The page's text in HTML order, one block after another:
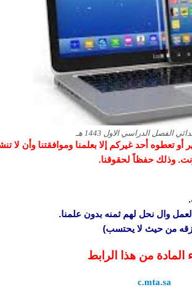
الفصل الدراسي الاول 1443 هـ
أو تعطوه أحد غيركم إلا بعلمنا وموافقتنا وأن
وذلك حفظاً لحقوقنا.
وال نحل لهم ثمنه بدون علمنا.
من حيث لا يحتسب)
المادة من هذا الرابط
c.mta.sa